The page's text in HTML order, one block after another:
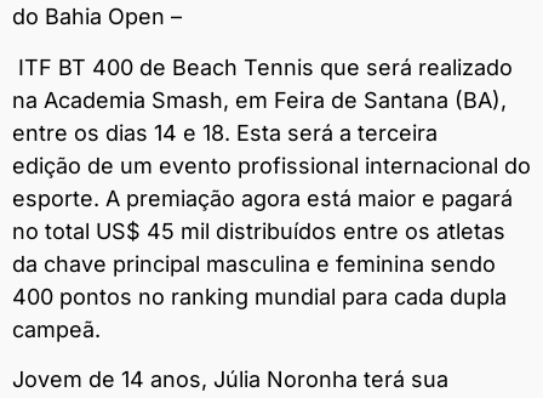
do Bahia Open –
ITF BT 400 de Beach Tennis que será realizado
na Academia Smash, em Feira de Santana (BA),
entre os dias 14 e 18. Esta será a terceira
edição de um evento profissional internacional do
esporte. A premiação agora está maior e pagará
no total US$ 45 mil distribuídos entre os atletas
da chave principal masculina e feminina sendo
400 pontos no ranking mundial para cada dupla
campeã.
Jovem de 14 anos, Júlia Noronha terá sua